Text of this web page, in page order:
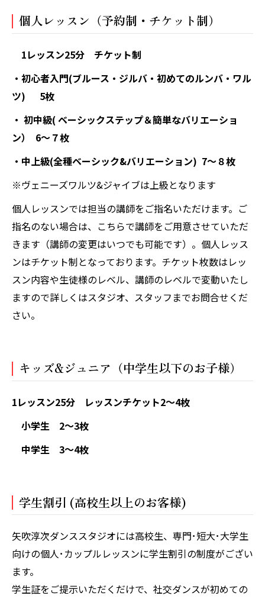
個人レッスン（予約制・チケット制）
1レッスン25分 チケット制
・初心者入門(ブルース・ジルバ・初めてのルンバ・ワル
ツ) 5枚
・ 初中級( ベーシックステップ＆簡単なバリエーショ
ン） 6〜７枚
・中上級(全種ベーシック&バリエーション) 7〜８枚
※ヴェニーズワルツ&ジャイブは上級となります
個人レッスンでは担当の講師をご指名いただけます。ご
指名のない場合は、こちらで講師をご用意させていただ
きます（講師の変更はいつでも可能です）。個人レッス
ンはチケット制となっております。チケット枚数はレッ
スン内容や生徒様のレベル、講師のレベルで変動いたし
ますので詳しくはスタジオ、スタッフまでお問合せくだ
さい。
キッズ&ジュニア（中学生以下のお子様）
1レッスン25分 レッスンチケット2〜4枚
小学生 2〜3枚
中学生 3〜4枚
学生割引 (高校生以上のお客様)
矢吹淳次ダンススタジオには高校生、専門･短大･大学生
向けの個人･カップルレッスンに学生割引の制度がござい
ます。
学生証をご提示いただくだけで、社交ダンスが初めての